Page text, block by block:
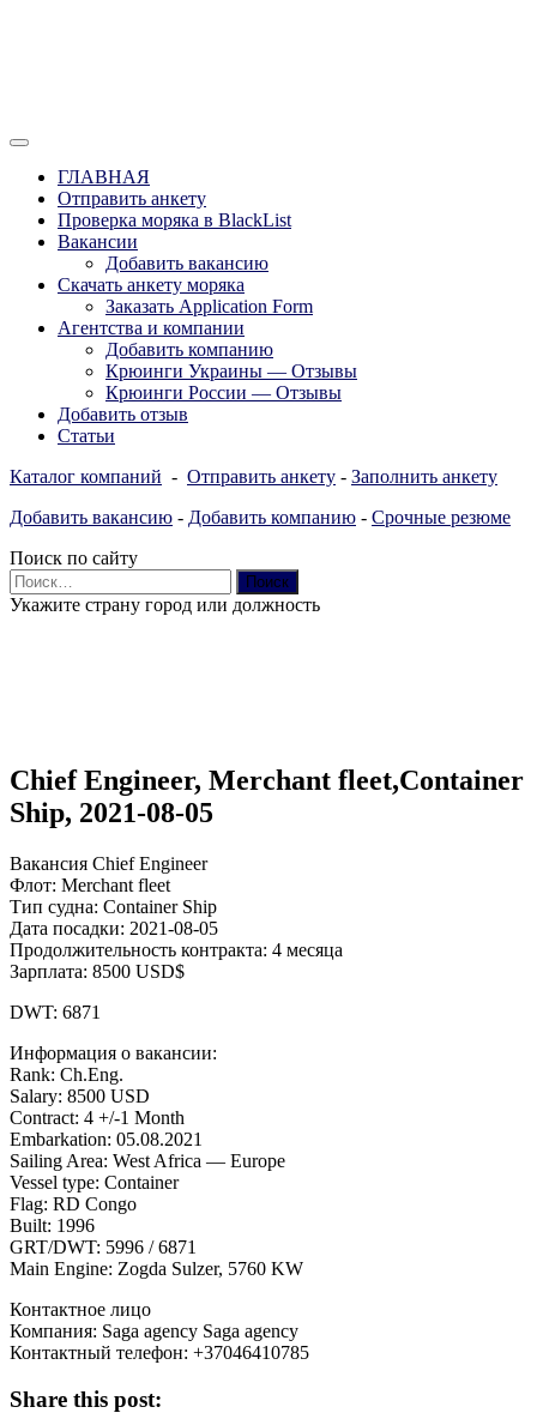
Рассылка
Вакансии для моряков. Работа для
моряков в море. Каталог крюинговых
компаний и морских агентств
Украины, России, Европы и Всего
мира. Отзывы, Контакты, Работа,
Вакансии для моряков. Рассылка
апликашки CV application form
ГЛАВНАЯ
Отправить анкету
Проверка моряка в BlackList
Вакансии
Добавить вакансию
Скачать анкету моряка
Заказать Application Form
Агентства и компании
Добавить компанию
Крюинги Украины — Отзывы
Крюинги России — Отзывы
Добавить отзыв
Статьи
Каталог компаний - Отправить анкету - Заполнить анкету
Добавить вакансию - Добавить компанию - Срочные резюме
Поиск по сайту
Найти:
Укажите страну город или должность
Chief Engineer, Merchant fleet,Container
Ship, 2021-08-05
Вакансия Chief Engineer
Флот: Merchant fleet
Тип судна: Container Ship
Дата посадки: 2021-08-05
Продолжительность контракта: 4 месяца
Зарплата: 8500 USD$
DWT: 6871
Информация о вакансии:
Rank: Ch.Eng.
Salary: 8500 USD
Contract: 4 +/-1 Month
Embarkation: 05.08.2021
Sailing Area: West Africa — Europe
Vessel type: Container
Flag: RD Congo
Built: 1996
GRT/DWT: 5996 / 6871
Main Engine: Zogda Sulzer, 5760 KW
Контактное лицо
Компания: Saga agency Saga agency
Контактный телефон: +37046410785
Share this post: